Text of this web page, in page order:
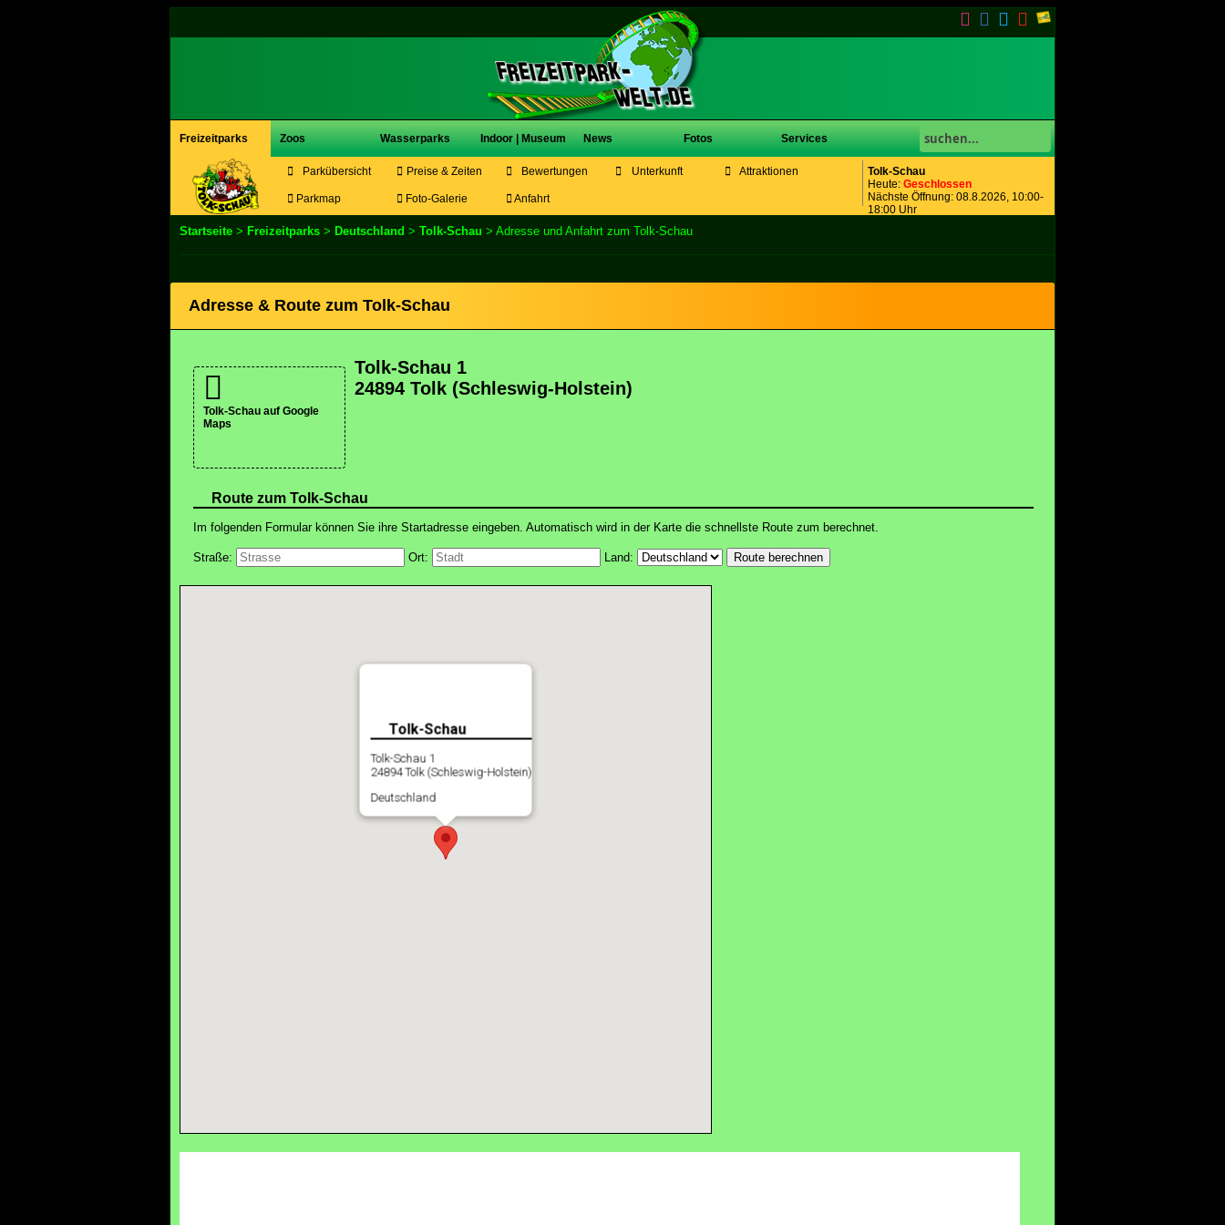
Freizeitparks Zoos Wasserparks Indoor | Museum News Fotos Services
Tolk-Schau
Heute: Geschlossen
Nächste Öffnung: 08.8.2026, 10:00-
18:00 Uhr
Parkübersicht Preise & Zeiten Bewertungen Unterkunft Attraktionen
Parkmap Foto-Galerie Anfahrt
Startseite > Freizeitparks > Deutschland > Tolk-Schau > Adresse und Anfahrt zum Tolk-Schau
Adresse & Route zum Tolk-Schau
Tolk-Schau auf Google
Maps
Tolk-Schau 1
24894 Tolk (Schleswig-Holstein)
Route zum Tolk-Schau
Im folgenden Formular können Sie ihre Startadresse eingeben. Automatisch wird in der Karte die schnellste Route zum berechnet.
Straße: Ort: Land:
Tolk-Schau
Tolk-Schau 1
24894 Tolk (Schleswig-Holstein)
Deutschland